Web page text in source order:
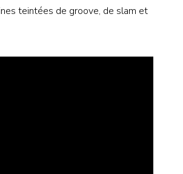
teintées de groove, de slam et